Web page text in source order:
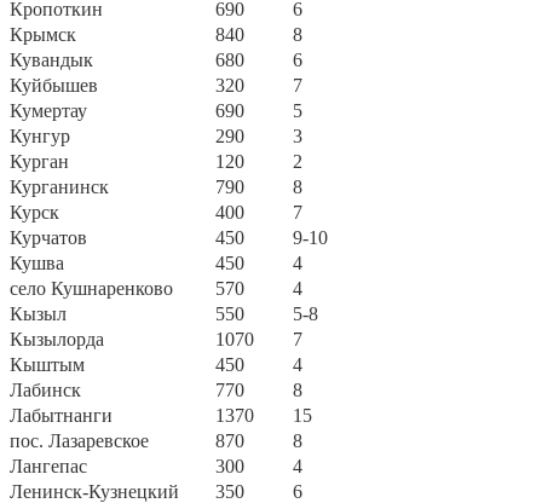
Кропоткин 690
6
Крымск
840
8
Кувандык
680
6
Куйбышев
320
7
Кумертау
690
5
Кунгур
290
3
Курган
120
2
Курганинск
790
8
Курск
400
7
Курчатов
450
9-10
Кушва
450
4
село Кушнаренково
570
4
Кызыл
550
5-8
Кызылорда
1070
7
Кыштым
450
4
Лабинск
770
8
Лабытнанги
1370
15
пос. Лазаревское
870
8
Лангепас
300
4
Ленинск-Кузнецкий
350
6